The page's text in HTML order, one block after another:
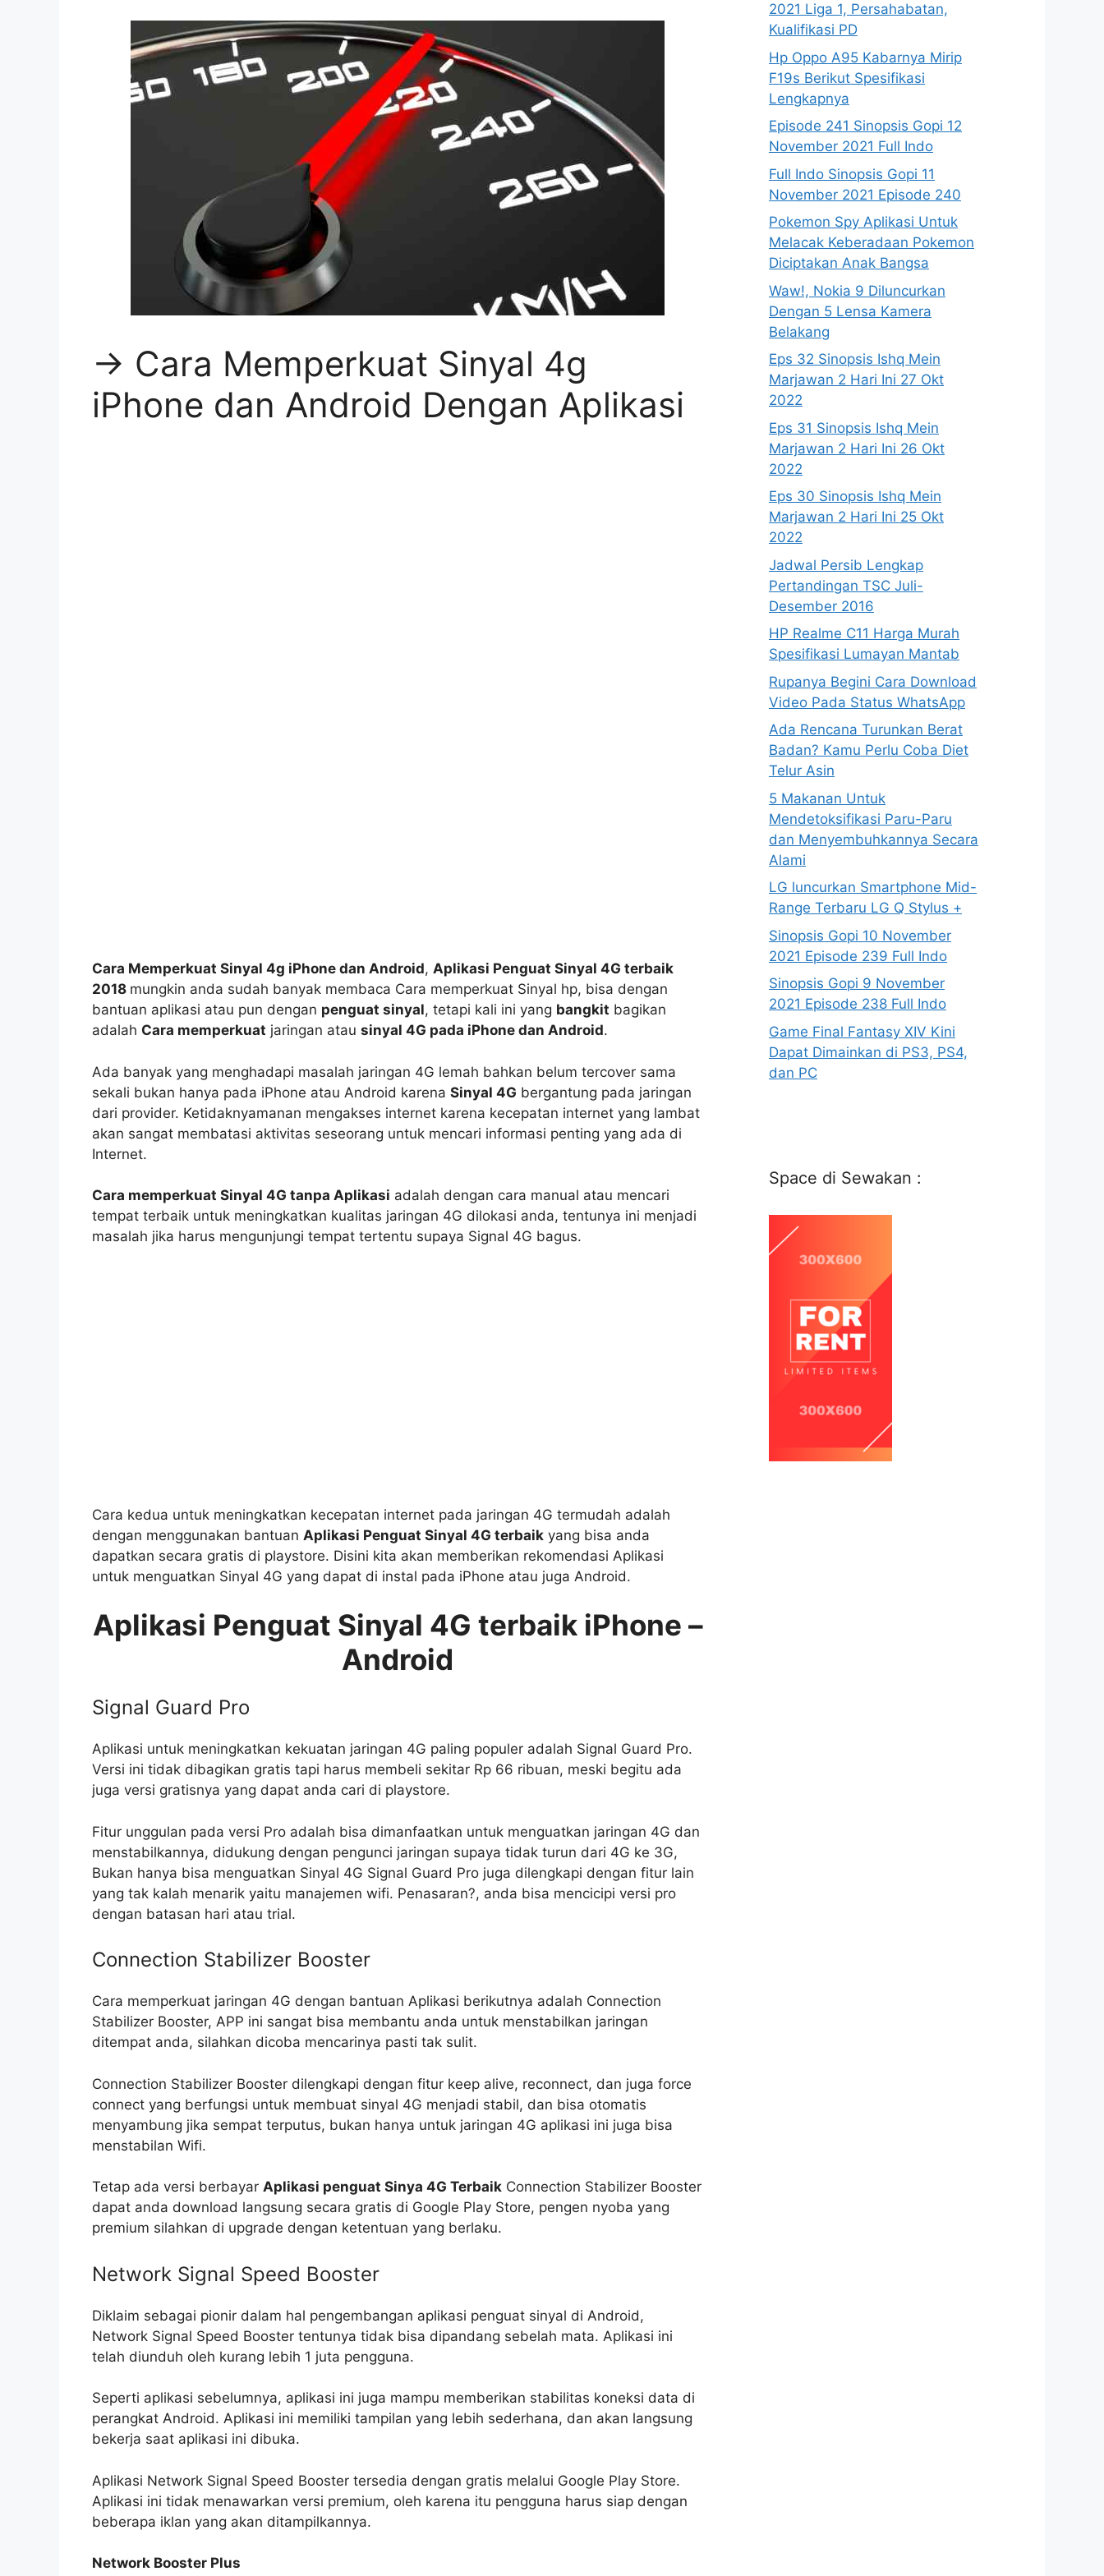
-> Cara Memperkuat Sinyal 4g
iPhone dan Android Dengan Aplikasi
Cara Memperkuat Sinyal 4g iPhone dan Android, Aplikasi Penguat Sinyal 4G terbaik
2018 mungkin anda sudah banyak membaca Cara memperkuat Sinyal hp, bisa dengan
bantuan aplikasi atau pun dengan penguat sinyal, tetapi kali ini yang bangkit bagikan
adalah Cara memperkuat jaringan atau sinyal 4G pada iPhone dan Android.
Ada banyak yang menghadapi masalah jaringan 4G lemah bahkan belum tercover sama
sekali bukan hanya pada iPhone atau Android karena Sinyal 4G bergantung pada jaringan
dari provider. Ketidaknyamanan mengakses internet karena kecepatan internet yang lambat
akan sangat membatasi aktivitas seseorang untuk mencari informasi penting yang ada di
Internet.
Cara memperkuat Sinyal 4G tanpa Aplikasi adalah dengan cara manual atau mencari
tempat terbaik untuk meningkatkan kualitas jaringan 4G dilokasi anda, tentunya ini menjadi
masalah jika harus mengunjungi tempat tertentu supaya Signal 4G bagus.
Cara kedua untuk meningkatkan kecepatan internet pada jaringan 4G termudah adalah
dengan menggunakan bantuan Aplikasi Penguat Sinyal 4G terbaik yang bisa anda
dapatkan secara gratis di playstore. Disini kita akan memberikan rekomendasi Aplikasi
untuk menguatkan Sinyal 4G yang dapat di instal pada iPhone atau juga Android.
Aplikasi Penguat Sinyal 4G terbaik iPhone –
Android
Signal Guard Pro
Aplikasi untuk meningkatkan kekuatan jaringan 4G paling populer adalah Signal Guard Pro.
Versi ini tidak dibagikan gratis tapi harus membeli sekitar Rp 66 ribuan, meski begitu ada
juga versi gratisnya yang dapat anda cari di playstore.
Fitur unggulan pada versi Pro adalah bisa dimanfaatkan untuk menguatkan jaringan 4G dan
menstabilkannya, didukung dengan pengunci jaringan supaya tidak turun dari 4G ke 3G,
Bukan hanya bisa menguatkan Sinyal 4G Signal Guard Pro juga dilengkapi dengan fitur lain
yang tak kalah menarik yaitu manajemen wifi. Penasaran?, anda bisa mencicipi versi pro
dengan batasan hari atau trial.
Connection Stabilizer Booster
Cara memperkuat jaringan 4G dengan bantuan Aplikasi berikutnya adalah Connection
Stabilizer Booster, APP ini sangat bisa membantu anda untuk menstabilkan jaringan
ditempat anda, silahkan dicoba mencarinya pasti tak sulit.
Connection Stabilizer Booster dilengkapi dengan fitur keep alive, reconnect, dan juga force
connect yang berfungsi untuk membuat sinyal 4G menjadi stabil, dan bisa otomatis
menyambung jika sempat terputus, bukan hanya untuk jaringan 4G aplikasi ini juga bisa
menstabilan Wifi.
Tetap ada versi berbayar Aplikasi penguat Sinya 4G Terbaik Connection Stabilizer Booster
dapat anda download langsung secara gratis di Google Play Store, pengen nyoba yang
premium silahkan di upgrade dengan ketentuan yang berlaku.
Network Signal Speed Booster
Diklaim sebagai pionir dalam hal pengembangan aplikasi penguat sinyal di Android,
Network Signal Speed Booster tentunya tidak bisa dipandang sebelah mata. Aplikasi ini
telah diunduh oleh kurang lebih 1 juta pengguna.
Seperti aplikasi sebelumnya, aplikasi ini juga mampu memberikan stabilitas koneksi data di
perangkat Android. Aplikasi ini memiliki tampilan yang lebih sederhana, dan akan langsung
bekerja saat aplikasi ini dibuka.
Aplikasi Network Signal Speed Booster tersedia dengan gratis melalui Google Play Store.
Aplikasi ini tidak menawarkan versi premium, oleh karena itu pengguna harus siap dengan
beberapa iklan yang akan ditampilkannya.
Network Booster Plus
2021 Liga 1, Persahabatan,
Kualifikasi PD
Hp Oppo A95 Kabarnya Mirip
F19s Berikut Spesifikasi
Lengkapnya
Episode 241 Sinopsis Gopi 12
November 2021 Full Indo
Full Indo Sinopsis Gopi 11
November 2021 Episode 240
Pokemon Spy Aplikasi Untuk
Melacak Keberadaan Pokemon
Diciptakan Anak Bangsa
Waw!, Nokia 9 Diluncurkan
Dengan 5 Lensa Kamera
Belakang
Eps 32 Sinopsis Ishq Mein
Marjawan 2 Hari Ini 27 Okt
2022
Eps 31 Sinopsis Ishq Mein
Marjawan 2 Hari Ini 26 Okt
2022
Eps 30 Sinopsis Ishq Mein
Marjawan 2 Hari Ini 25 Okt
2022
Jadwal Persib Lengkap
Pertandingan TSC Juli-
Desember 2016
HP Realme C11 Harga Murah
Spesifikasi Lumayan Mantab
Rupanya Begini Cara Download
Video Pada Status WhatsApp
Ada Rencana Turunkan Berat
Badan? Kamu Perlu Coba Diet
Telur Asin
5 Makanan Untuk
Mendetoksifikasi Paru-Paru
dan Menyembuhkannya Secara
Alami
LG luncurkan Smartphone Mid-
Range Terbaru LG Q Stylus +
Sinopsis Gopi 10 November
2021 Episode 239 Full Indo
Sinopsis Gopi 9 November
2021 Episode 238 Full Indo
Game Final Fantasy XIV Kini
Dapat Dimainkan di PS3, PS4,
dan PC
Space di Sewakan :